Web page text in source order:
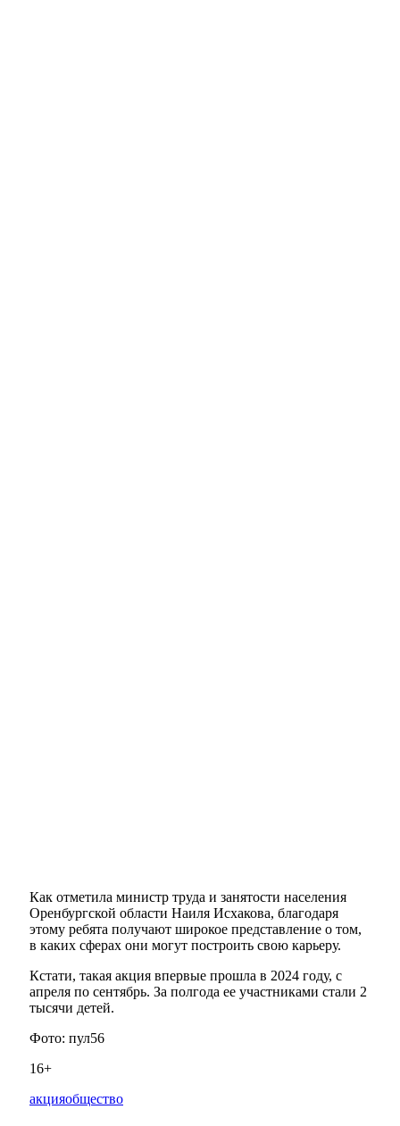
Как отметила министр труда и занятости населения
Оренбургской области Наиля Исхакова, благодаря
этому ребята получают широкое представление о том,
в каких сферах они могут построить свою карьеру.
Кстати, такая акция впервые прошла в 2024 году, с
апреля по сентябрь. За полгода ее участниками стали 2
тысячи детей.
Фото: пул56
16+
акцияобщество